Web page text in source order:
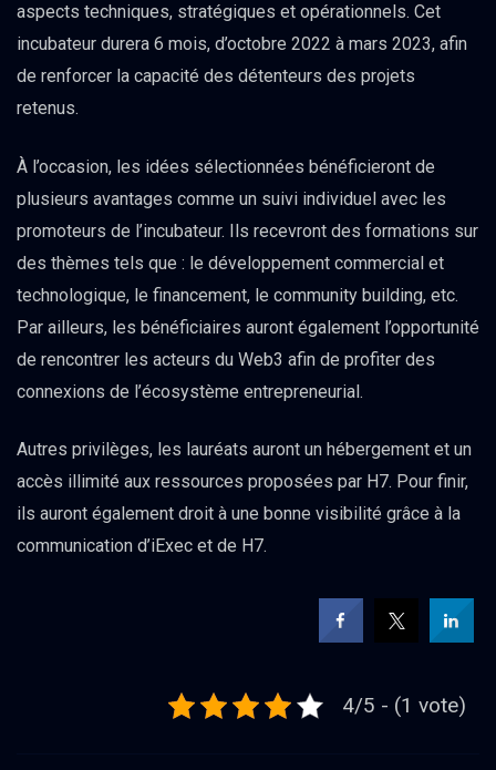
aspects techniques, stratégiques et opérationnels. Cet
incubateur durera 6 mois, d’octobre 2022 à mars 2023, afin
de renforcer la capacité des détenteurs des projets
retenus.
À l’occasion, les idées sélectionnées bénéficieront de
plusieurs avantages comme un suivi individuel avec les
promoteurs de l’incubateur. Ils recevront des formations sur
des thèmes tels que : le développement commercial et
technologique, le financement, le community building, etc.
Par ailleurs, les bénéficiaires auront également l’opportunité
de rencontrer les acteurs du Web3 afin de profiter des
connexions de l’écosystème entrepreneurial.
Autres privilèges, les lauréats auront un hébergement et un
accès illimité aux ressources proposées par H7. Pour finir,
ils auront également droit à une bonne visibilité grâce à la
communication d’iExec et de H7.
4/5 - (1 vote)